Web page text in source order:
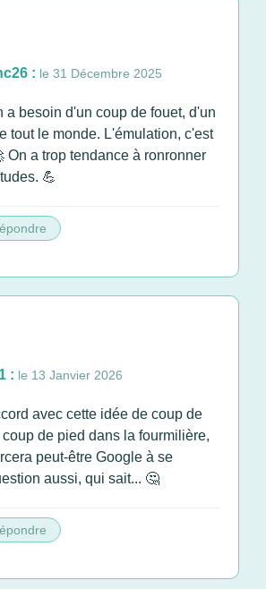
: le 31 Décembre 2025
a besoin d'un coup de fouet, d'un
tout le monde. L'émulation, c'est
On a trop tendance à ronronner
💪
: le 13 Janvier 2026
avec cette idée de coup de
de pied dans la fourmilière,
peut-être Google à se
aussi, qui sait... 🤔